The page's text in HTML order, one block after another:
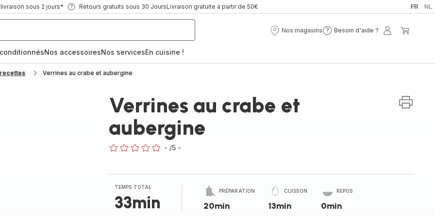
sous 2 jours* Retours gratuits sous 30 JoursLivraison gratuite à partir de 50€ FR NL
Nos magasins
Nos
Besoin d'aide ?
Besoin
Mon
Nos accessoiresNos servicesEn cuisine !
Verrines au crabe et aubergine
Verrines au crabe et
aubergine
- /5 -
TEMPS TOTAL
33min
PRÉPARATION
20min
CUISSON
13min
REPOS
0min